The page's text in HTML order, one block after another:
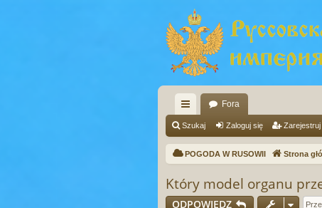
ię
ce
…
Fora
Szukaj Zaloguj się Zarejestruj
POGODA W RUSOWII Strona
Który model organu
ODPOWIEDZ